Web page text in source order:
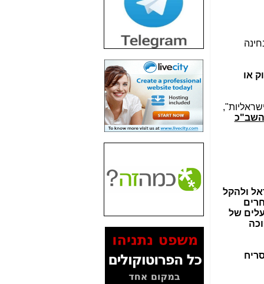
או
השב"כ
ולהקל
של
חשיפת מה שלא
רוצים שתדעו בעניין
פריסת אנלימיטד
(בניחוח בלתי נסבל) -
כאן
חשיפה: איוב קרא
אישר לקבוצת סלקום
בדיוק מה שביבי אישר
כאן
האם השר איוב קרא
היה צריך בכלל לחתום
על האישור, שנתן
האם ביבי וקרא קבלו
בכלל תמורה עבור
ההטבות הרגולטוריות
המסמכים בנושא בזק-
Yes (תיק 4000)
מוכיחים "תפירת תיק"
לאיש הלא נכון! -כאן
עובדות ומסמכים